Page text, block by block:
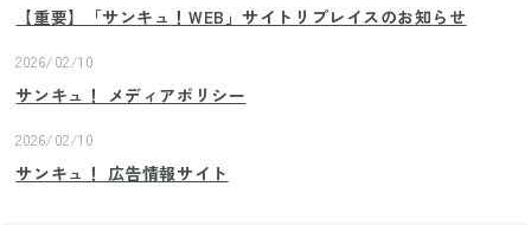
【重要】「サンキュ！WEB」サイトリプレイスのお知らせ
2026/02/10
サンキュ！ メディアポリシー
2026/02/10
サンキュ！ 広告情報サイト